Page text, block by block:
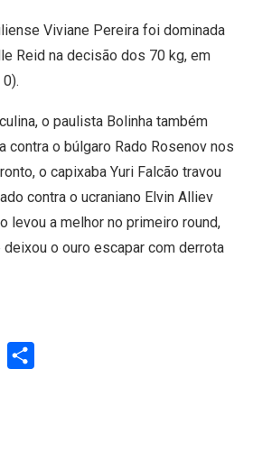
Viviane Pereira foi dominada
Reid na decisão dos 70 kg, em
o paulista Bolinha também
contra o búlgaro Rado Rosenov nos
o capixaba Yuri Falcão travou
contra o ucraniano Elvin Alliev
levou a melhor no primeiro round,
o ouro escapar com derrota